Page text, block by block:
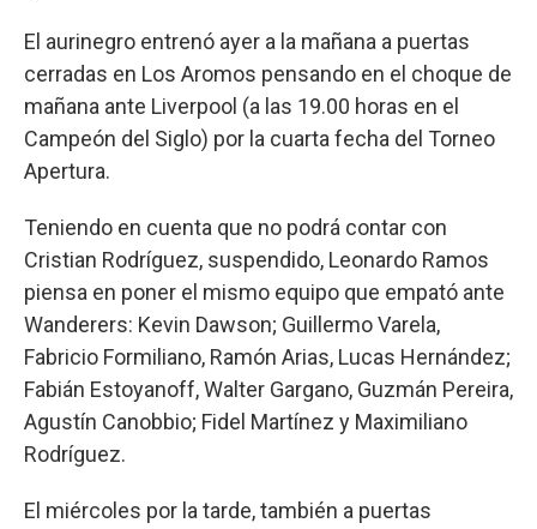
El aurinegro entrenó ayer a la mañana a puertas
cerradas en Los Aromos pensando en el choque de
mañana ante Liverpool (a las 19.00 horas en el
Campeón del Siglo) por la cuarta fecha del Torneo
Apertura.
Teniendo en cuenta que no podrá contar con
Cristian Rodríguez, suspendido, Leonardo Ramos
piensa en poner el mismo equipo que empató ante
Wanderers: Kevin Dawson; Guillermo Varela,
Fabricio Formiliano, Ramón Arias, Lucas Hernández;
Fabián Estoyanoff, Walter Gargano, Guzmán Pereira,
Agustín Canobbio; Fidel Martínez y Maximiliano
Rodríguez.
El miércoles por la tarde, también a puertas